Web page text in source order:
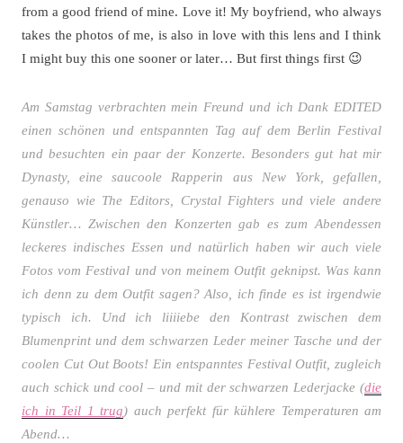
from a good friend of mine. Love it! My boyfriend, who always
takes the photos of me, is also in love with this lens and I think
I might buy this one sooner or later… But first things first 😉
Am Samstag verbrachten mein Freund und ich Dank EDITED
einen schönen und entspannten Tag auf dem Berlin Festival
und besuchten ein paar der Konzerte. Besonders gut hat mir
Dynasty, eine saucoole Rapperin aus New York, gefallen,
genauso wie The Editors, Crystal Fighters und viele andere
Künstler… Zwischen den Konzerten gab es zum Abendessen
leckeres indisches Essen und natürlich haben wir auch viele
Fotos vom Festival und von meinem Outfit geknipst. Was kann
ich denn zu dem Outfit sagen? Also, ich finde es ist irgendwie
typisch ich. Und ich liiiiebe den Kontrast zwischen dem
Blumenprint und dem schwarzen Leder meiner Tasche und der
coolen Cut Out Boots! Ein entspanntes Festival Outfit, zugleich
auch schick und cool – und mit der schwarzen Lederjacke (die
ich in Teil 1 trug) auch perfekt für kühlere Temperaturen am
Abend…